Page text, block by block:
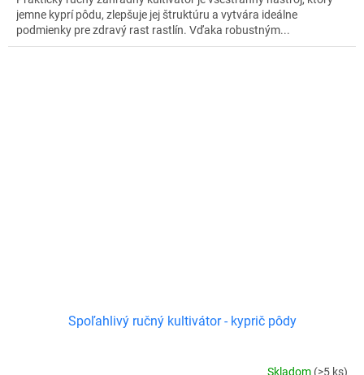
jemne kyprí pôdu, zlepšuje jej štruktúru a vytvára ideálne
podmienky pre zdravý rast rastlín. Vďaka robustným...
Spoľahlivý ručný kultivátor - kyprič pôdy
Skladom (>5 ks)